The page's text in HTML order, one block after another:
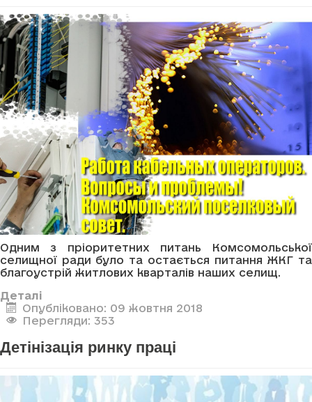
Одним з пріоритетних питань Комсомольської
селищної ради було та остається питання ЖКГ та
благоустрій житлових кварталів наших селищ.
Деталі
Опубліковано: 09 жовтня 2018
Перегляди: 353
Детінізація ринку праці